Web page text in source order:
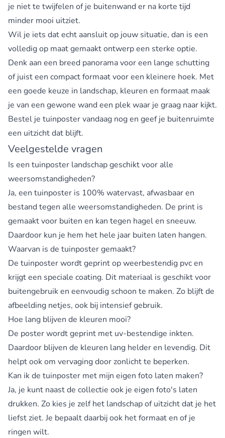
je niet te twijfelen of je buitenwand er na korte tijd
minder mooi uitziet.
Wil je iets dat echt aansluit op jouw situatie, dan is een
volledig op maat gemaakt ontwerp een sterke optie.
Denk aan een breed panorama voor een lange schutting
of juist een compact formaat voor een kleinere hoek. Met
een goede keuze in landschap, kleuren en formaat maak
je van een gewone wand een plek waar je graag naar kijkt.
Bestel je tuinposter vandaag nog en geef je buitenruimte
een uitzicht dat blijft.
Veelgestelde vragen
Is een tuinposter landschap geschikt voor alle
weersomstandigheden?
Ja, een tuinposter is 100% watervast, afwasbaar en
bestand tegen alle weersomstandigheden. De print is
gemaakt voor buiten en kan tegen hagel en sneeuw.
Daardoor kun je hem het hele jaar buiten laten hangen.
Waarvan is de tuinposter gemaakt?
De tuinposter wordt geprint op weerbestendig pvc en
krijgt een speciale coating. Dit materiaal is geschikt voor
buitengebruik en eenvoudig schoon te maken. Zo blijft de
afbeelding netjes, ook bij intensief gebruik.
Hoe lang blijven de kleuren mooi?
De poster wordt geprint met uv-bestendige inkten.
Daardoor blijven de kleuren lang helder en levendig. Dit
helpt ook om vervaging door zonlicht te beperken.
Kan ik de tuinposter met mijn eigen foto laten maken?
Ja, je kunt naast de collectie ook je eigen foto's laten
drukken. Zo kies je zelf het landschap of uitzicht dat je het
liefst ziet. Je bepaalt daarbij ook het formaat en of je
ringen wilt.